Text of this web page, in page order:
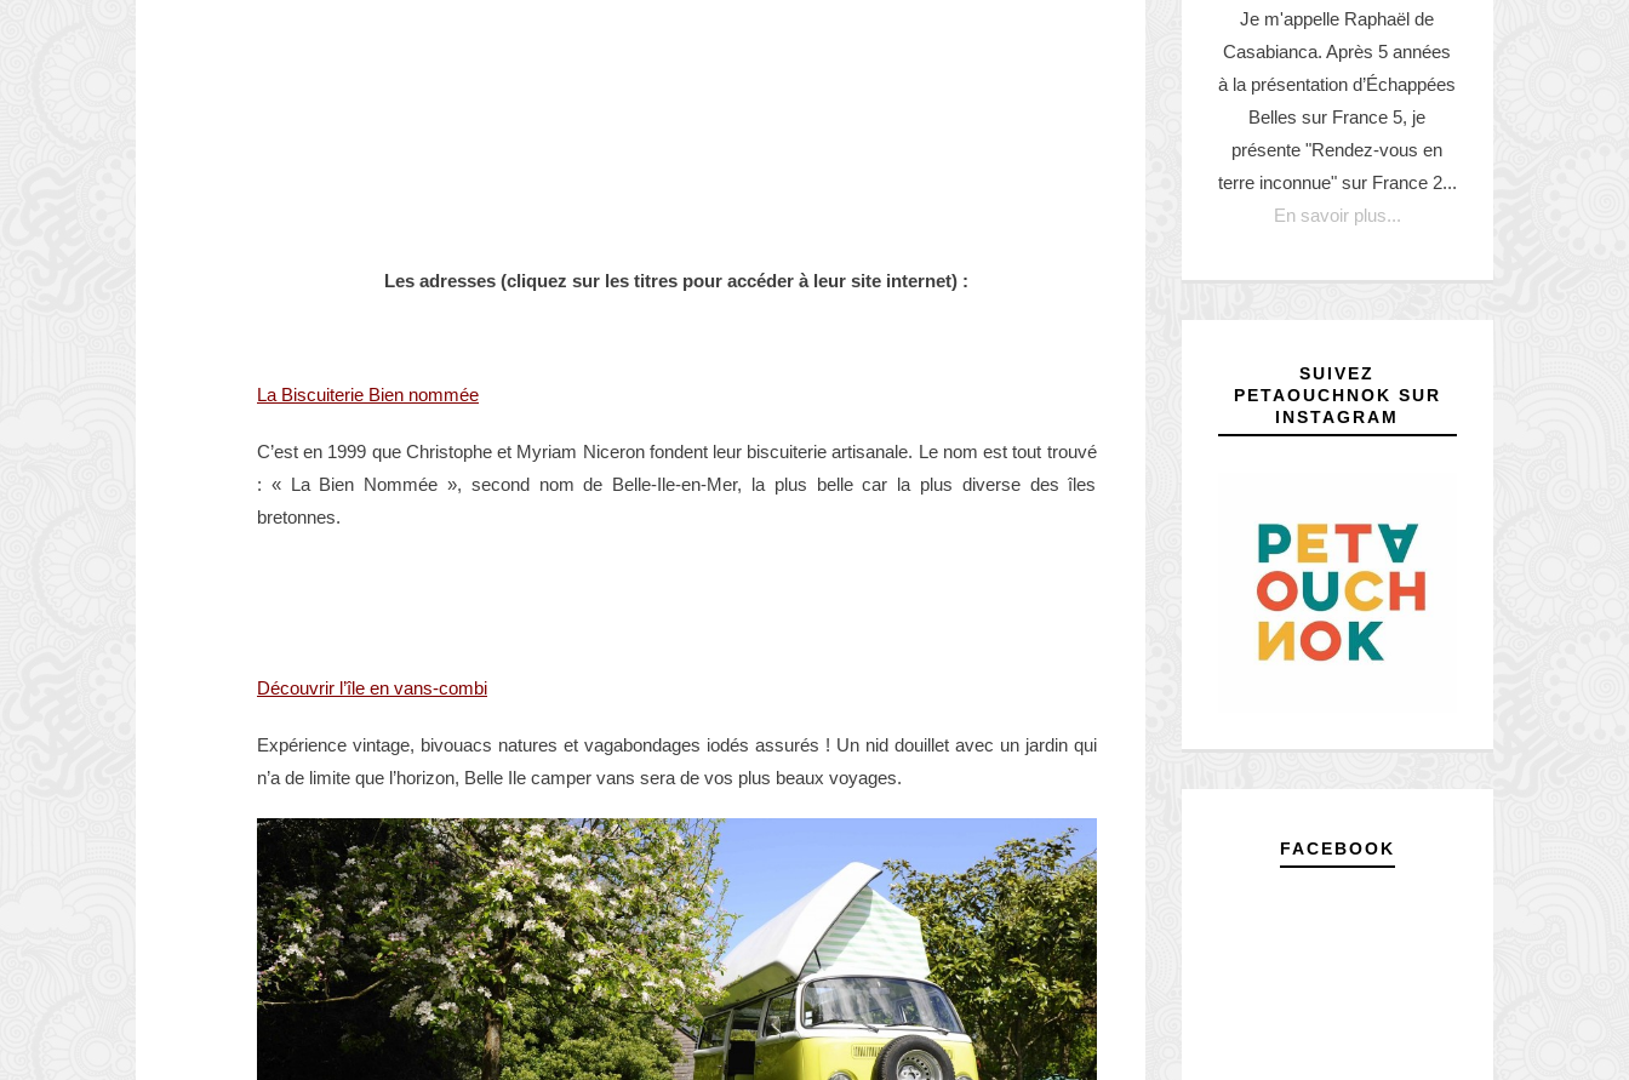
Les adresses (cliquez sur les titres pour accéder à leur site internet) :
La Biscuiterie Bien nommée
C’est en 1999 que Christophe et Myriam Niceron fondent leur biscuiterie artisanale. Le nom est tout trouvé
: « La Bien Nommée », second nom de Belle-Ile-en-Mer, la plus belle car la plus diverse des îles
bretonnes.
Découvrir l’île en vans-combi
Expérience vintage, bivouacs natures et vagabondages iodés assurés ! Un nid douillet avec un jardin qui
n’a de limite que l’horizon, Belle Ile camper vans sera de vos plus beaux voyages.
Je m'appelle Raphaël de
Casabianca. Après 5 années
à la présentation d’Échappées
Belles sur France 5, je
présente "Rendez-vous en
terre inconnue" sur France 2...
En savoir plus...
SUIVEZ
PETAOUCHNOK SUR
INSTAGRAM
FACEBOOK